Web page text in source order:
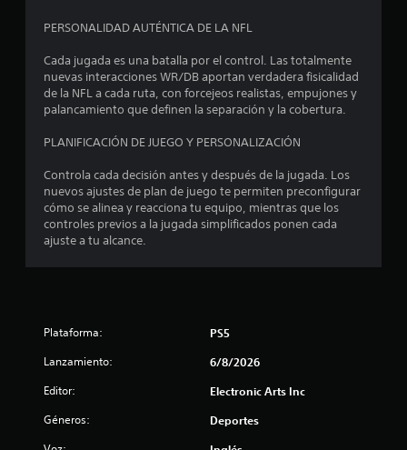
PERSONALIDAD AUTÉNTICA DE LA NFL
Cada jugada es una batalla por el control. Las totalmente
nuevas interacciones WR/DB aportan verdadera fisicalidad
de la NFL a cada ruta, con forcejeos realistas, empujones y
palancamiento que definen la separación y la cobertura.
PLANIFICACIÓN DE JUEGO Y PERSONALIZACIÓN
Controla cada decisión antes y después de la jugada. Los
nuevos ajustes de plan de juego te permiten preconfigurar
cómo se alinea y reacciona tu equipo, mientras que los
controles previos a la jugada simplificados ponen cada
ajuste a tu alcance.
Plataforma: PS5
Lanzamiento: 6/8/2026
Editor: Electronic Arts Inc
Géneros: Deportes